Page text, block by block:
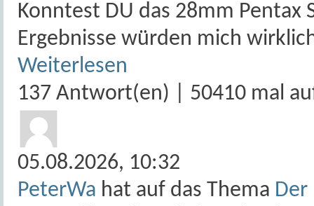
Konntest DU das 28mm Pentax
Ergebnisse würden mich
Weiterlesen
137 Antwort(en) | 50410 mal
05.08.2026, 10:32
PeterWa hat auf das Thema Der